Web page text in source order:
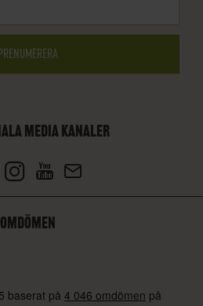
MEDIA KANALER
OMDÖMEN